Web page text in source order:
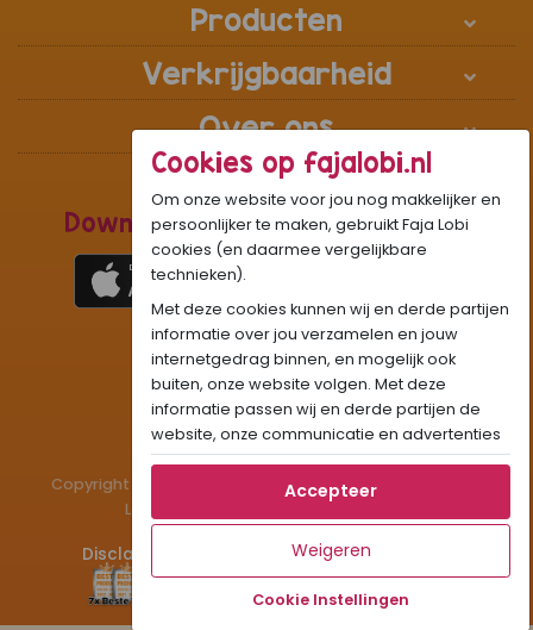
Producten
Verkrijgbaarheid
Over ons
Download de Recepten Webapp
WhatsApp Community:
Onze gifjes al eens geprobeerd?: GIF
Beleef Sandhia’s Recepten in:
Copyright © 1983 - 2026 Stichting Administratiekantoor
Laigsingh Holding. All rights reserved.
Disclaimer Privacy & Cookies
Cookies op fajalobi.nl
Om onze website voor jou nog makkelijker en
persoonlijker te maken, gebruikt Faja Lobi
cookies (en daarmee vergelijkbare
technieken).
Met deze cookies kunnen wij en derde partijen
informatie over jou verzamelen en jouw
internetgedrag binnen, en mogelijk ook
buiten, onze website volgen. Met deze
informatie passen wij en derde partijen de
website, onze communicatie en advertenties
aan op jouw interesses en profiel. Daarnaast
kan je door deze cookies informatie delen via
Als je op "Accepteer" klikt, dan geef je Faja
Lobi toestemming om cookies voor social
media en gepersonaliseerde voorkeuren te
Cookie Instellingen
Accepteer
Weigeren